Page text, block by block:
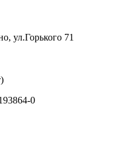
ул.Горького 71
0